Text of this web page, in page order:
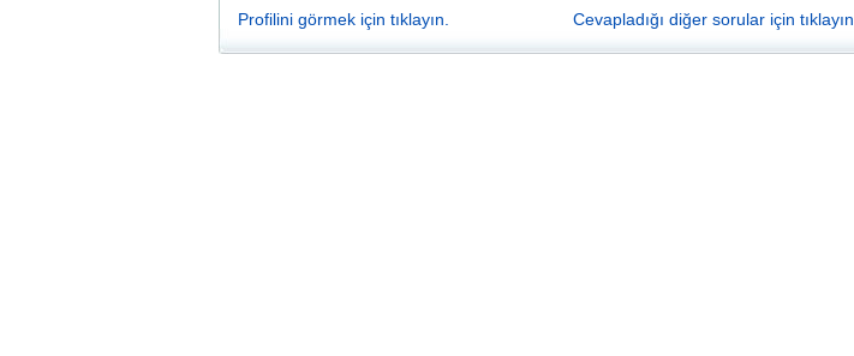
Profilini görmek için tıklayın. Cevapladığı diğer sorular için tıklayın.